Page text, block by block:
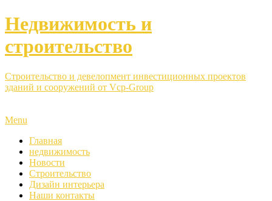
Недвижимость и
строительство
Строительство и девелопмент инвестиционных проектов
зданий и сооружений от Vcp-Group
Menu
Главная
недвижимость
Новости
Строительство
Дизайн интерьера
Наши контакты